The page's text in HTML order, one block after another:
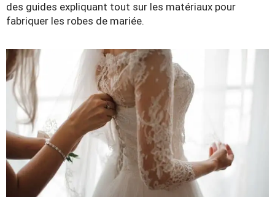
des guides expliquant tout sur les matériaux pour
fabriquer les robes de mariée.